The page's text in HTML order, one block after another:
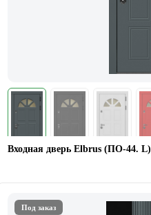
Входная дверь Elbrus (ПО-44. L)
Под заказ